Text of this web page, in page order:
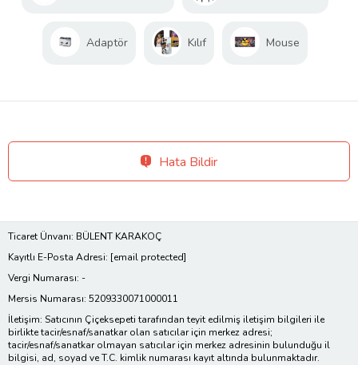
Adaptör Kılıf Mouse
Hata Bildir
Ticaret Ünvanı: BÜLENT KARAKOÇ
Kayıtlı E-Posta Adresi: [email protected]
Vergi Numarası: -
Mersis Numarası: 5209330071000011
İletişim: Satıcının Çiçeksepeti tarafından teyit edilmiş iletişim bilgileri ile
birlikte tacir/esnaf/sanatkar olan satıcılar için merkez adresi;
tacir/esnaf/sanatkar olmayan satıcılar için merkez adresinin bulunduğu il
bilgisi, ad, soyad ve T.C. kimlik numarası kayıt altında bulunmaktadır.